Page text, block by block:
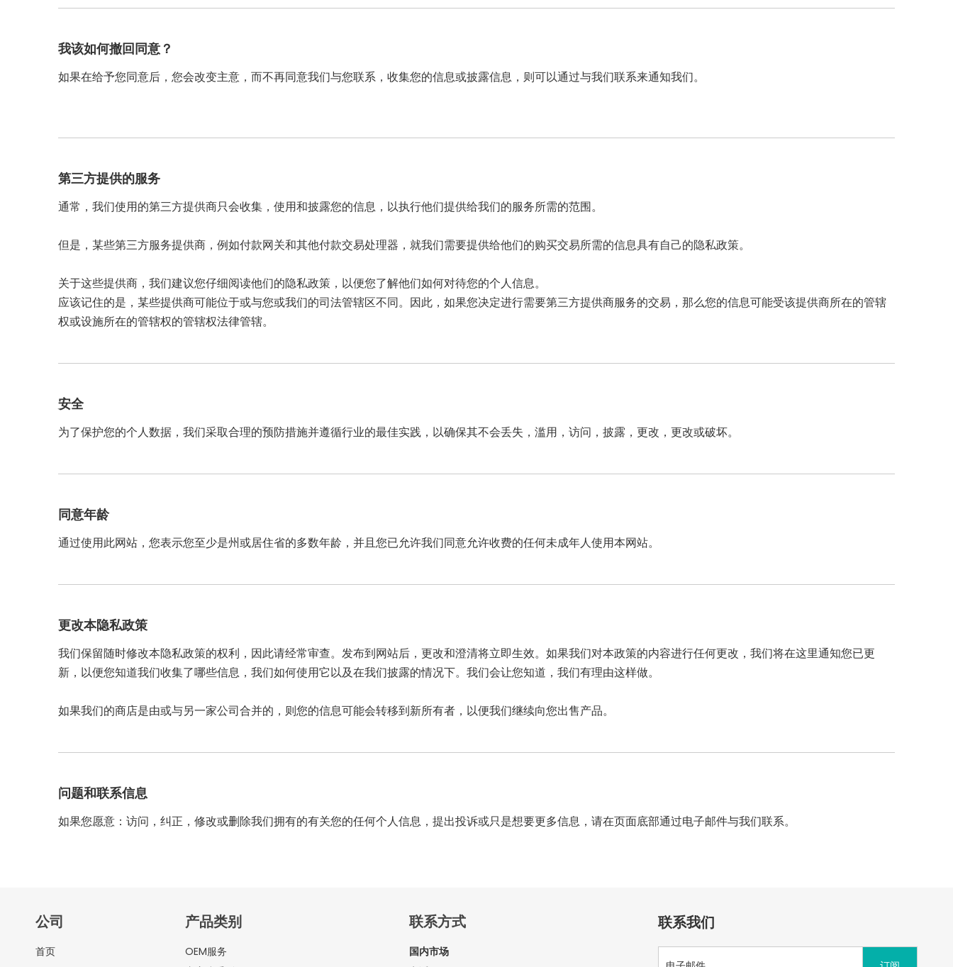
我该如何撤回同意？
如果在给予您同意后，您会改变主意，而不再同意我们与您联系，收集您的信息或披露信息，则可以通过与我们联系来通知我们。
第三方提供的服务
通常，我们使用的第三方提供商只会收集，使用和披露您的信息，以执行他们提供给我们的服务所需的范围。
但是，某些第三方服务提供商，例如付款网关和其他付款交易处理器，就我们需要提供给他们的购买交易所需的信息具有自己的隐私政策。
关于这些提供商，我们建议您仔细阅读他们的隐私政策，以便您了解他们如何对待您的个人信息。
应该记住的是，某些提供商可能位于或与您或我们的司法管辖区不同。因此，如果您决定进行需要第三方提供商服务的交易，那么您的信息可能受该提供商所在的管辖
权或设施所在的管辖权的管辖权法律管辖。
安全
为了保护您的个人数据，我们采取合理的预防措施并遵循行业的最佳实践，以确保其不会丢失，滥用，访问，披露，更改，更改或破坏。
同意年龄
通过使用此网站，您表示您至少是州或居住省的多数年龄，并且您已允许我们同意允许收费的任何未成年人使用本网站。
更改本隐私政策
我们保留随时修改本隐私政策的权利，因此请经常审查。发布到网站后，更改和澄清将立即生效。如果我们对本政策的内容进行任何更改，我们将在这里通知您已更
新，以便您知道我们收集了哪些信息，我们如何使用它以及在我们披露的情况下。我们会让您知道，我们有理由这样做。
如果我们的商店是由或与另一家公司合并的，则您的信息可能会转移到新所有者，以便我们继续向您出售产品。
问题和联系信息
如果您愿意：访问，纠正，修改或删除我们拥有的有关您的任何个人信息，提出投诉或只是想要更多信息，请在页面底部通过电子邮件与我们联系。
公司
首页
产品类别
OEM服务
联系方式
国内市场
联系我们